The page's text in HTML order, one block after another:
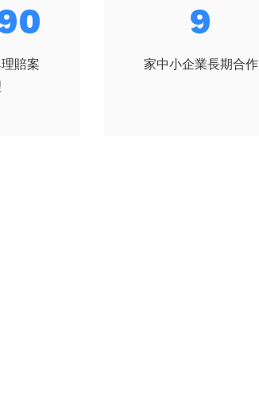
賠案
12
家中小企業長期合作